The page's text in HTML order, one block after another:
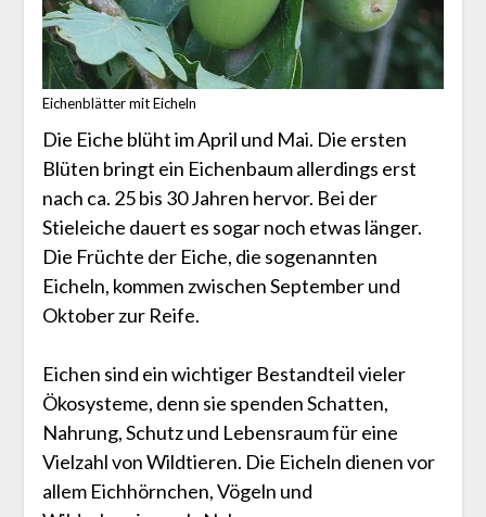
Eichenblätter mit Eicheln
Die Eiche blüht im April und Mai. Die ersten
Blüten bringt ein Eichenbaum allerdings erst
nach ca. 25 bis 30 Jahren hervor. Bei der
Stieleiche dauert es sogar noch etwas länger.
Die Früchte der Eiche, die sogenannten
Eicheln, kommen zwischen September und
Oktober zur Reife.
Eichen sind ein wichtiger Bestandteil vieler
Ökosysteme, denn sie spenden Schatten,
Nahrung, Schutz und Lebensraum für eine
Vielzahl von Wildtieren. Die Eicheln dienen vor
allem Eichhörnchen, Vögeln und